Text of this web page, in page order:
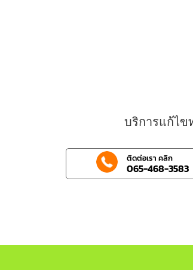
บริการแก้ไข
ติดต่อเรา คลิก
065-468-3583